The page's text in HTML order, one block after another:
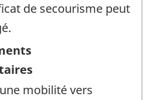
de secourisme peut
mobilité vers